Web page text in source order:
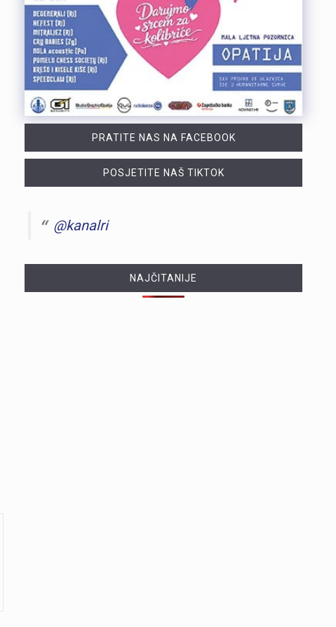
PRATITE NAS NA FACEBOOK
POSJETITE NAŠ TIKTOK
@kanalri
NAJČITANIJE